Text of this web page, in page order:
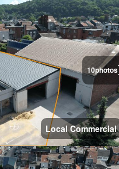
10photos
Local Commercial